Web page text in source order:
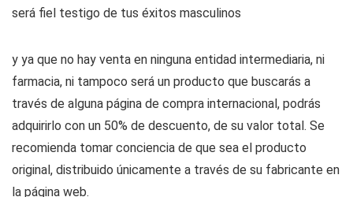
será fiel testigo de tus éxitos masculinos
y ya que no hay venta en ninguna entidad intermediaria, ni
farmacia, ni tampoco será un producto que buscarás a
través de alguna página de compra internacional, podrás
adquirirlo con un 50% de descuento, de su valor total. Se
recomienda tomar conciencia de que sea el producto
original, distribuido únicamente a través de su fabricante en
la página web.